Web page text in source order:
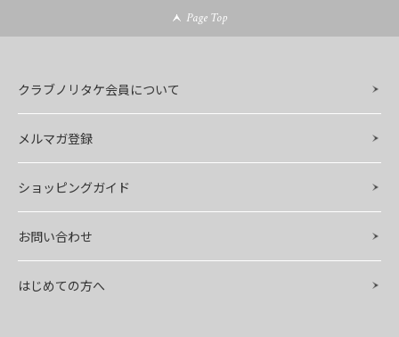
Page Top
クラブノリタケ会員について
メルマガ登録
ショッピングガイド
お問い合わせ
はじめての方へ